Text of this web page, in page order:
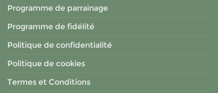
Programme de parrainage
Programme de fidélité
Politique de confidentialité
Politique de cookies
Termes et Conditions